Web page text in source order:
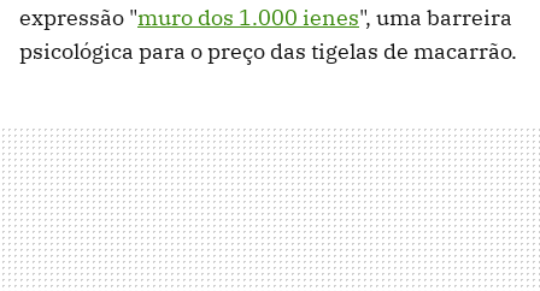
expressão "muro dos 1.000 ienes", uma barreira
psicológica para o preço das tigelas de macarrão.